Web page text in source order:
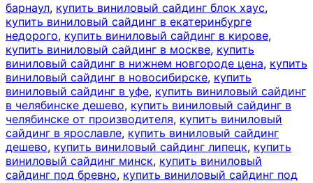
барнаул, купить виниловый сайдинг блок хаус,
купить виниловый сайдинг в екатеринбурге
недорого, купить виниловый сайдинг в кирове,
купить виниловый сайдинг в москве, купить
виниловый сайдинг в нижнем новгороде цена, купить
виниловый сайдинг в новосибирске, купить
виниловый сайдинг в уфе, купить виниловый сайдинг
в челябинске дешево, купить виниловый сайдинг в
челябинске от производителя, купить виниловый
сайдинг в ярославле, купить виниловый сайдинг
дешево, купить виниловый сайдинг липецк, купить
виниловый сайдинг минск, купить виниловый
сайдинг под бревно, купить виниловый сайдинг под